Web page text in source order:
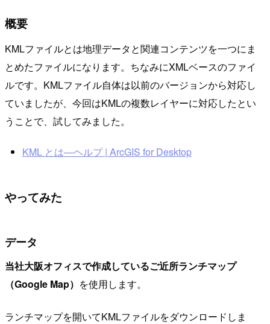
概要
KMLファイルとは地理データと関連コンテンツを一つにま
とめたファイルになります。ちなみにXMLベースのファイ
ルです。KMLファイル自体は以前のバージョンから対応し
ていましたが、今回はKMLの複数レイヤーに対応したとい
うことで、試してみました。
KML とは—ヘルプ | ArcGIS for Desktop
やってみた
データ
当社大阪オフィスで作成しているご近所ランチマップ
（Google Map） を使用します。
ランチマップを開いてKMLファイルをダウンロードしま